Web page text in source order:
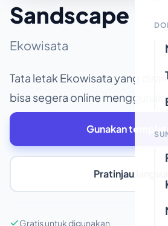
Sandscape
Ekowisata
Tata letak Ekowisata yang
bisa segera online
Gunakan
Pratinjau
Gratis untuk digunakan